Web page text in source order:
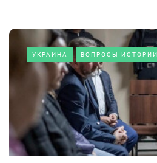
УКРАИНА ВОПРОСЫ ИСТОРИИ